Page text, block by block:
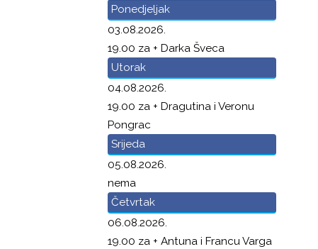
Ponedjeljak
03.08.2026.
19.00 za + Darka Šveca
Utorak
04.08.2026.
19.00 za + Dragutina i Veronu
Pongrac
Srijeda
05.08.2026.
nema
Četvrtak
06.08.2026.
19.00 za + Antuna i Francu Varga